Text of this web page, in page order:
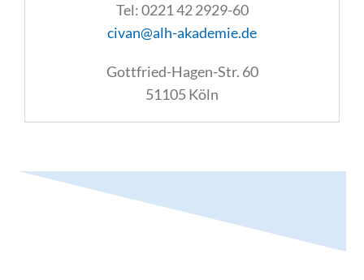
Tel: 0221 42 2929-60
civan@alh-akademie.de
Gottfried-Hagen-Str. 60
51105 Köln